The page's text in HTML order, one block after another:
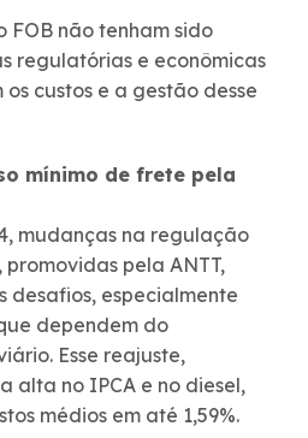
FOB não tenham sido
regulatórias e econômicas
custos e a gestão desse
mínimo de frete pela
mudanças na regulação
pela ANTT,
desafios, especialmente
dependem do
Esse reajuste,
alta no IPCA e no diesel,
médios em até 1,59%.